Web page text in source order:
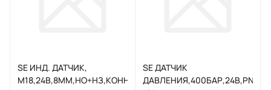
SE ИНД. ДАТЧИК,
M18,24В,8ММ,НО+НЗ,КОНН.М12
SE ДАТЧИК